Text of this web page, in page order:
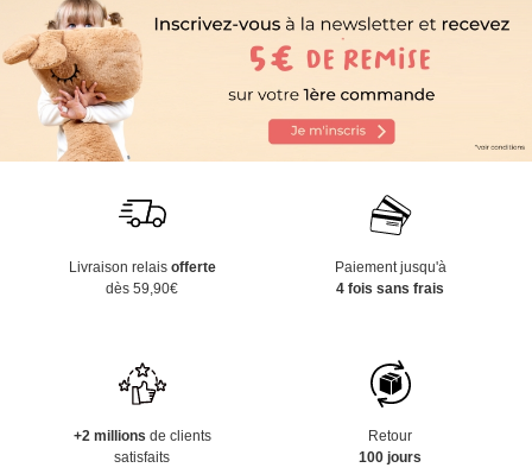
Livraison relais offerte
dès 59,90€
Paiement jusqu'à
4 fois sans frais
+2 millions de clients
satisfaits
Retour
100 jours